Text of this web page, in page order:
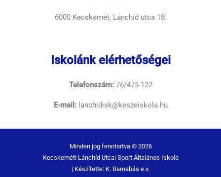
6000 Kecskemét, Lánchíd utca 18.
Iskolánk elérhetőségei
Telefonszám:76/475-122
E-mail:lanchidisk@keszeiskola.hu
Minden jog fenntartva © 2026
Kecskeméti Lánchíd Utcai Sport Általános Iskola
| Készítette: K. Barnabás e.v.